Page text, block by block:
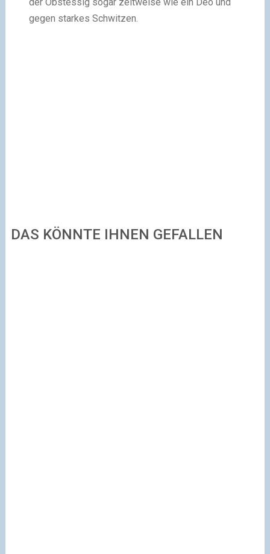
gegen starkes Schwitzen.
DAS KÖNNTE IHNEN GEFALLEN